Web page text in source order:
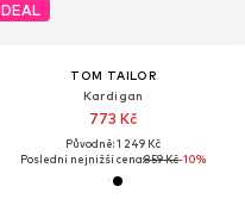
DEAL
TOM TAILOR
Kardigan
773 Kč
Původně: 1 249 Kč
Poslední nejnižší cena:859 Kč-10%